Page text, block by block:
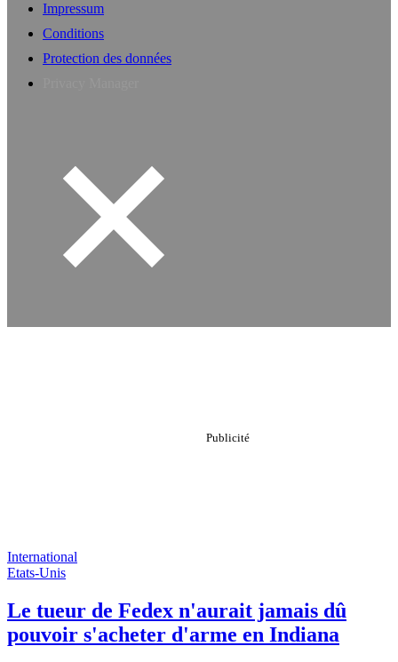
Impressum
Conditions
Protection des données
International
Etats-Unis
Le tueur de Fedex n'aurait jamais dû
pouvoir s'acheter d'arme en Indiana